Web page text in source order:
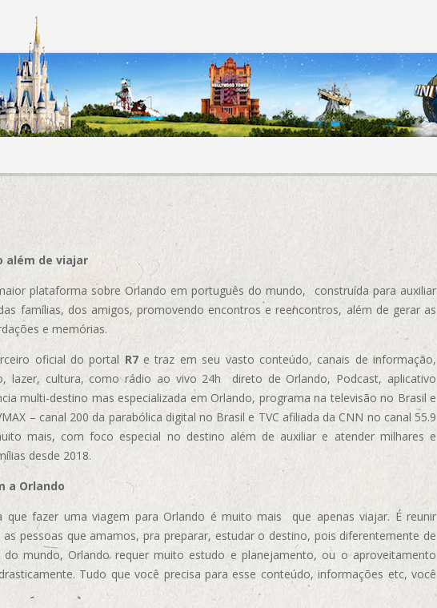
além de viajar
plataforma sobre Orlando em português do mundo, construída para auxiliar
famílias, dos amigos, promovendo encontros e reencontros, além de gerar as
e memórias.
oficial do portal R7e traz em seu vasto conteúdo, canais de informação,
lazer, cultura, como rádio ao vivo 24h direto de Orlando, Podcast, aplicativo
multi-destino mas especializada em Orlando, programa na televisão no Brasil e
– canal 200 da parabólica digital no Brasil e TVC afiliada da CNN no canal 55.9
mais, com foco especial no destino além de auxiliar e atender milhares e
desde 2018.
a Orlando
que fazer uma viagem para Orlando é muito mais que apenas viajar. É reunir
as pessoas que amamos, pra preparar, estudar o destino, pois diferentemente de
do mundo, Orlando requer muito estudo e planejamento, ou o aproveitamento
Tudo que você precisa para esse conteúdo, informações etc, você